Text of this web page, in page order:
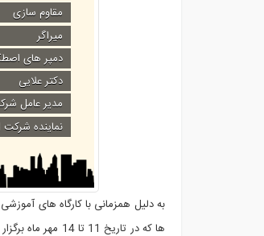
مقاوم سازی
میراگر
دمپر های
دکتر علایی
مدیر عامل
نماینده شرکت DAMPTECH
به دلیل همزمانی با کارگاه های